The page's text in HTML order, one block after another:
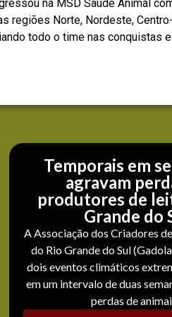
na MSD Saúde Animal
regiões Norte, Nordeste,
todo o time nas conquistas
Temporais em
agravam
produtores de
Grande do
A Associação dos Criadores
do Rio Grande do Sul
dois eventos climáticos
em um intervalo de duas
perdas de